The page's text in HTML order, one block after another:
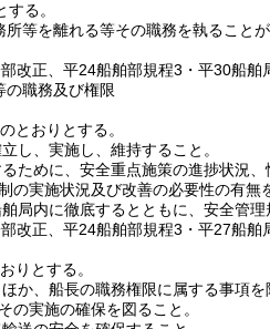
る。
等を離れる等その職務を執ること
改正、平24船舶部規程3・平30船舶
の職務及び権限
とおりとする。
し、実施し、維持すること。
ために、安全重点施策の進捗状況
の実施状況及び改善の必要性の有無
局内に徹底するとともに、安全管理
改正、平24船舶部規程3・平27船舶
りとする。
か、船長の職務権限に属する事項
の実施の確保を図ること。